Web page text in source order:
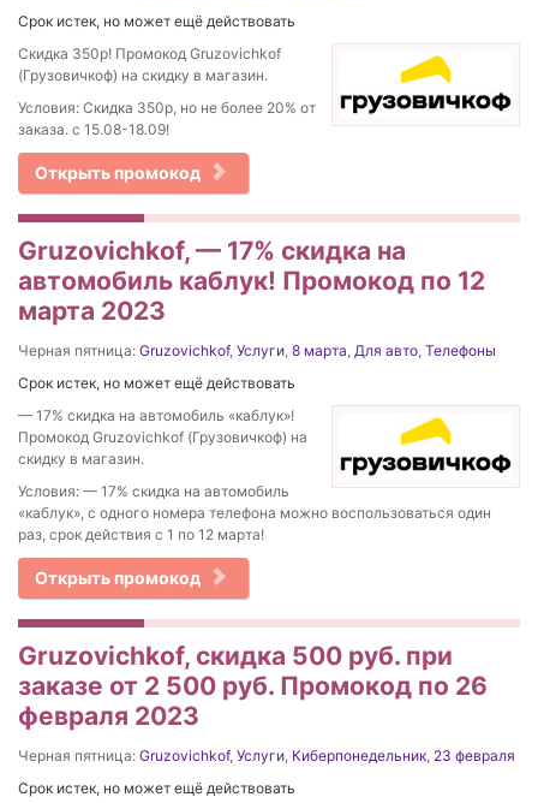
Срок истек, но может ещё действовать
Скидка 350р! Промокод Gruzovichkof
(Грузовичкоф) на скидку в магазин.
Условия: Скидка 350р, но не более 20% от
заказа. с 15.08-18.09!
Открыть промокод
Gruzovichkof, — 17% скидка на
автомобиль каблук! Промокод по 12
марта 2023
Черная пятница: Gruzovichkof, Услуги, 8 марта, Для авто, Телефоны
Срок истек, но может ещё действовать
— 17% скидка на автомобиль «каблук»!
Промокод Gruzovichkof (Грузовичкоф) на
скидку в магазин.
Условия: — 17% скидка на автомобиль
«каблук», с одного номера телефона можно воспользоваться один
раз, срок действия с 1 по 12 марта!
Открыть промокод
Gruzovichkof, скидка 500 руб. при
заказе от 2 500 руб. Промокод по 26
февраля 2023
Черная пятница: Gruzovichkof, Услуги, Киберпонедельник, 23 февраля
Срок истек, но может ещё действовать